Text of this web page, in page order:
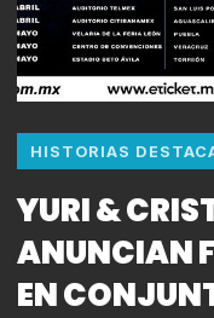
HISTORIAS
YURI &
ANUNCIAN
EN